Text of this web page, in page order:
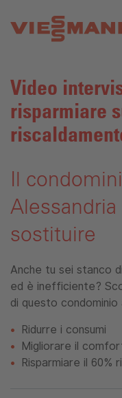
Video
risparmiare
Il
Alessandria
sostituire
Anche tu sei stanco
ed è inefficiente?
di questo condominio
Ridurre i consumi
Migliorare il
Risparmiare il 60%